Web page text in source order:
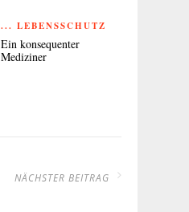
... LEBENSSCHUTZ
Ein konsequenter
Mediziner
NÄCHSTER BEITRAG